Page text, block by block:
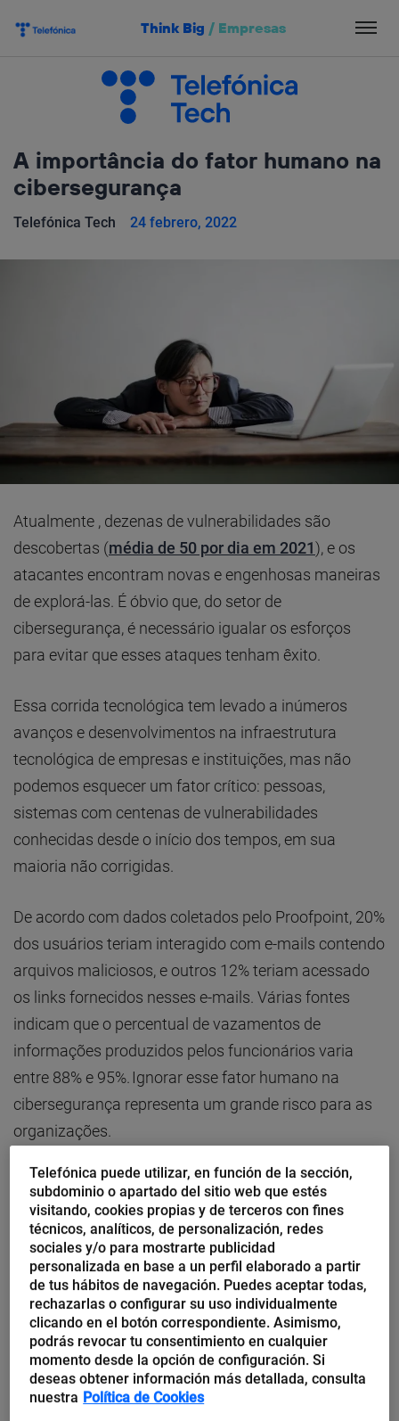
Think Big / Empresas
A importância do fator humano na
cibersegurança
Telefónica Tech 24 febrero, 2022
Atualmente , dezenas de vulnerabilidades são
descobertas (média de 50 por dia em 2021), e os
atacantes encontram novas e engenhosas maneiras
de explorá-las. É óbvio que, do setor de
cibersegurança, é necessário igualar os esforços
para evitar que esses ataques tenham êxito.
Essa corrida tecnológica tem levado a inúmeros
avanços e desenvolvimentos na infraestrutura
tecnológica de empresas e instituições, mas não
podemos esquecer um fator crítico: pessoas,
sistemas com centenas de vulnerabilidades
conhecidas desde o início dos tempos, em sua
maioria não corrigidas.
De acordo com dados coletados pelo Proofpoint, 20%
dos usuários teriam interagido com e-mails contendo
arquivos maliciosos, e outros 12% teriam acessado
os links fornecidos nesses e-mails. Várias fontes
indicam que o percentual de vazamentos de
informações produzidos pelos funcionários varia
entre 88% e 95%. Ignorar esse fator humano na
cibersegurança representa um grande risco para as
organizações.
Por que isso acontece?
Embora existam infinitas causas e motivações por
que uma ação humana pode desencadear um
incidente de segurança, de uminformanteque
compartilha intencionalmente informações da
empresa, a um erro acidental que deixa as
informações expostas, o foco deste artigo são os
casos em que há uma intencionalidade por parte de
um invasor, mas não por parte da vítima. Os
Telefónica puede utilizar, en función de la sección,
subdominio o apartado del sitio web que estés
visitando, cookies propias y de terceros con fines
técnicos, analíticos, de personalización, redes
sociales y/o para mostrarte publicidad
personalizada en base a un perfil elaborado a partir
de tus hábitos de navegación. Puedes aceptar todas,
rechazarlas o configurar su uso individualmente
clicando en el botón correspondiente. Asimismo,
podrás revocar tu consentimiento en cualquier
momento desde la opción de configuración. Si
deseas obtener información más detallada, consulta
nuestra Política de Cookies